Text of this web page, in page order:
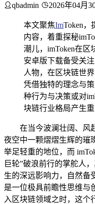
qbadmin 2026年04月
本文聚焦ImToken，
内容，着重探秘
潮儿，imToken在
安卓版下载备受关
人物，在区块链世
凭借独特的理念与
种行为与决策或对
块链行业格局产生重
在当今波澜壮阔、风
夜空中一颗熠熠生辉的璀
举足轻重的地位，而
巨轮”破浪前行的掌舵人
生的深远影响力，自然备
是一位极具前瞻性思维与
入区块链领域之时，这个